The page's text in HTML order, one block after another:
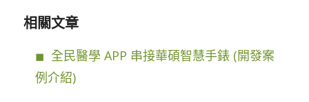
相關文章
全民醫學 APP 串接華碩智慧手錶 (開發案
例介紹)